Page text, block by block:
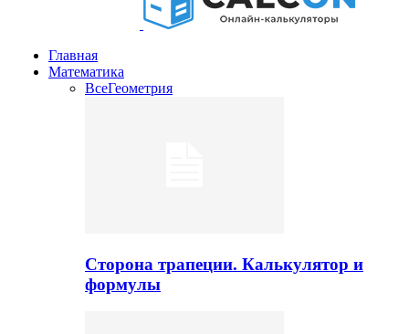
Главная
Математика
ВсеГеометрия
Сторона трапеции. Калькулятор и
формулы